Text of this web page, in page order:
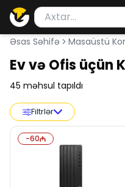
Məhsul axtar
Axtarış üçün ən
Əsas Səhifə Masaüstü
Ev və Ofis üçün
45 məhsul tapıldı
Filtrlər
-60